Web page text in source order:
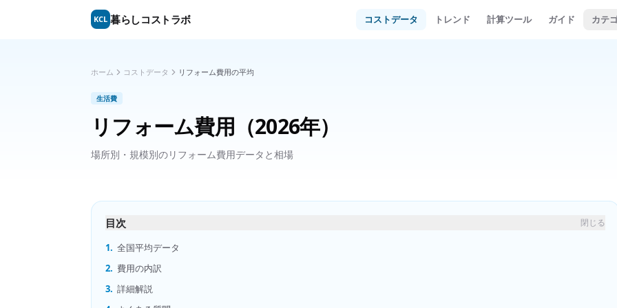
KCL 暮らしコストラボ コストデータ トレンド 計算ツール ガイド カテ
ホーム コストデータ リフォーム費用の平均
生活費
リフォーム費用 （2026年）
場所別・規模別のリフォーム費用データと相場
目次 閉じる
1. 全国平均データ
2. 費用の内訳
3. 詳細解説